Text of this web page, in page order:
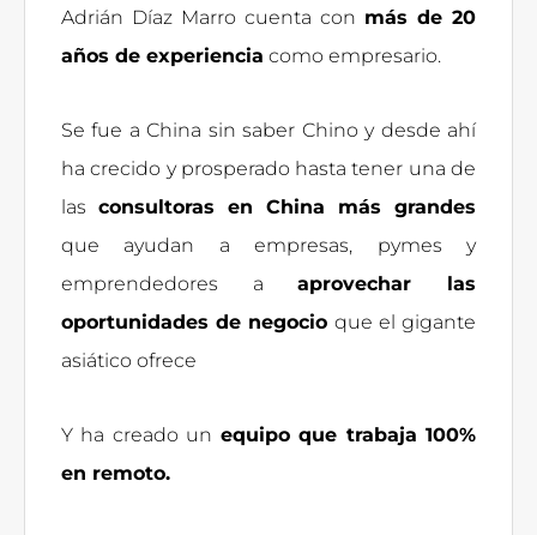
Adrián Díaz Marro cuenta con más de 20
años de experiencia como empresario.
Se fue a China sin saber Chino y desde ahí
ha crecido y prosperado hasta tener una de
las consultoras en China más grandes
que ayudan a empresas, pymes y
emprendedores aaprovechar las
oportunidades de negocio que el gigante
asiático ofrece
Y ha creado un equipo que trabaja 100%
en remoto.